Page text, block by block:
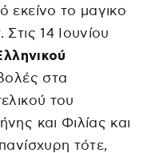
εκείνο το μαγικο
14 Ιουνίου
στα
του
και Φιλίας και
τότε,